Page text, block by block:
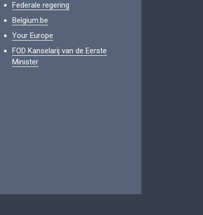
Federale regering
Belgium.be
Your Europe
FOD Kanselarij van de Eerste
Minister